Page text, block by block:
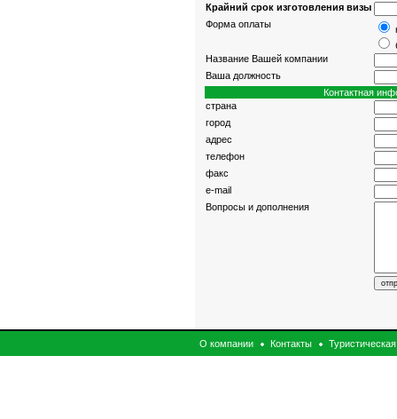
Крайний срок изготовления визы
Форма оплаты
Название Вашей компании
Ваша должность
Контактная
страна
город
адрес
телефон
факс
e-mail
Вопросы и дополнения
О компании Контакты